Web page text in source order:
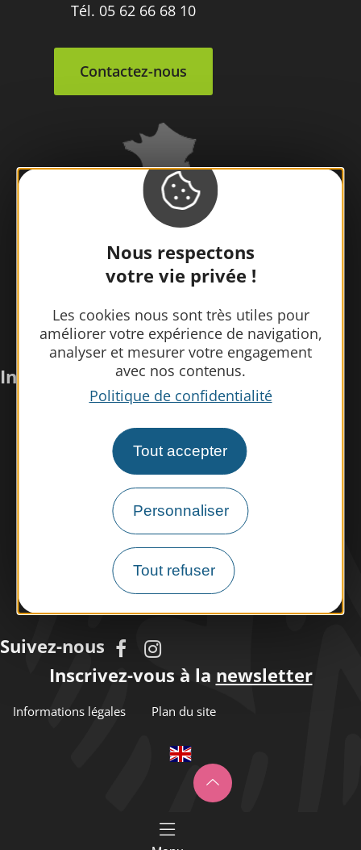
Nous respectons
votre vie privée !
Les cookies nous sont très utiles pour
améliorer votre expérience de navigation,
analyser et mesurer votre engagement
avec nos contenus.
Politique de confidentialité
Tout accepter
Personnaliser
Tout refuser
Tél. 05 62 66 68 10
Contactez-nous
Infos pratiques
Nous rencontrer
Nos brochures
Espace pro/presse
Tourisme handicap
Météo
Suivez-nous
Inscrivez-vous à la newsletter
Informations légales Plan du site